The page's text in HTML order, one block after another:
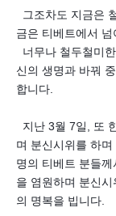
그조차도 지금은
금은 티베트에서
너무나 철두철미
신의 생명과 바꿔
합니다.
지난 3월 7일, 또
며 분신시위를 하
명의 티베트 분들
을 염원하며 분신
의 명복을 빕니다.